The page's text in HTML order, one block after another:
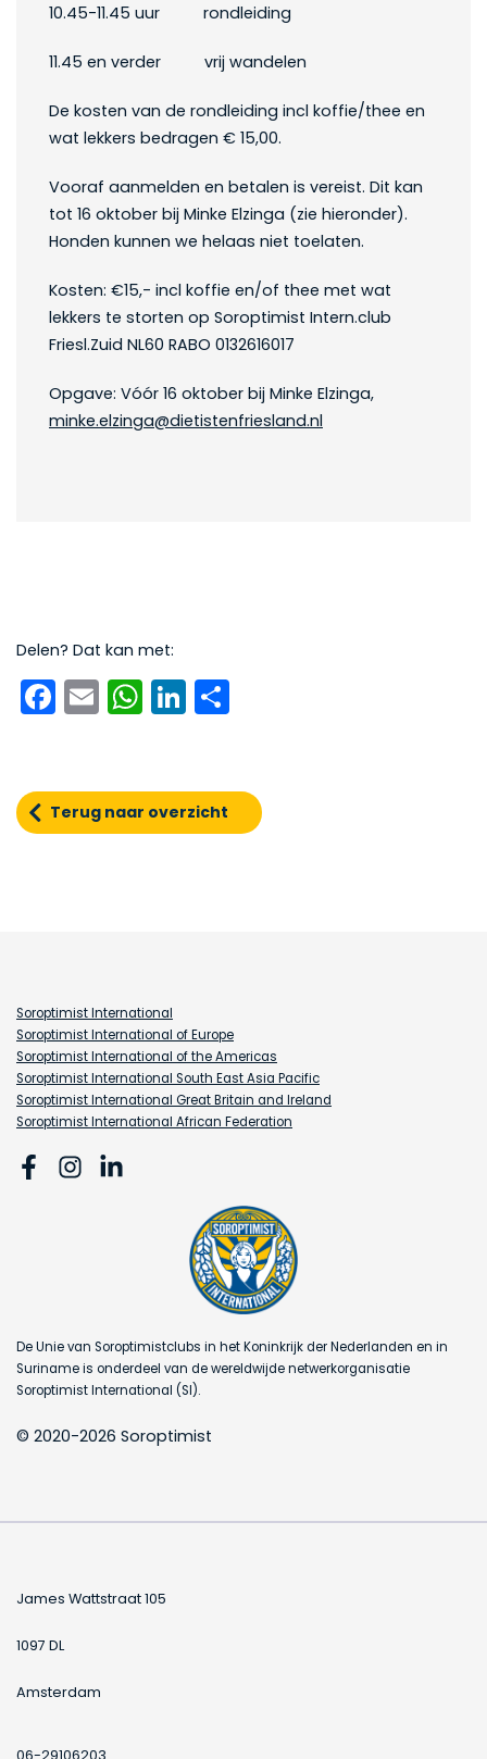
10.45-11.45 uur rondleiding
11.45 en verder vrij wandelen
De kosten van de rondleiding incl koffie/thee en
wat lekkers bedragen € 15,00.
Vooraf aanmelden en betalen is vereist. Dit kan
tot 16 oktober bij Minke Elzinga (zie hieronder).
Honden kunnen we helaas niet toelaten.
Kosten: €15,- incl koffie en/of thee met wat
lekkers te storten op Soroptimist Intern.club
Friesl.Zuid NL60 RABO 0132616017
Opgave: Vóór 16 oktober bij Minke Elzinga,
minke.elzinga@dietistenfriesland.nl
Delen? Dat kan met:
Facebook
EmailWhatsApp
LinkedIn
Terug naar overzicht
Soroptimist International
Soroptimist International of Europe
Soroptimist International of the Americas
Soroptimist International South East Asia Pacific
Soroptimist International Great Britain and Ireland
Soroptimist International African Federation
De Unie van Soroptimistclubs in het Koninkrijk der Nederlanden en in
Suriname is onderdeel van de wereldwijde netwerkorganisatie
Soroptimist International (SI).
© 2020-2026 Soroptimist
James Wattstraat 105
1097 DL
Amsterdam